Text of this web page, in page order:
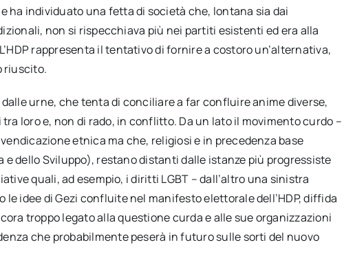
ha individuato una fetta di società che, lontana sia dai
non si rispecchiava più nei partiti esistenti ed era alla
rappresenta il tentativo di fornire a costoro un’alternativa,
riuscito.
dalle urne, che tenta di conciliare a far confluire anime diverse,
loro e, non di rado, in conflitto. Da un lato il movimento curdo –
etnica ma che, religiosi e in precedenza base
e dello Sviluppo), restano distanti dalle istanze più progressiste
quali, ad esempio, i diritti LGBT – dall’altro una sinistra
idee di Gezi confluite nel manifesto elettorale dell’HDP, diffida
troppo legato alla questione curda e alle sue organizzazioni
che probabilmente peserà in futuro sulle sorti del nuovo